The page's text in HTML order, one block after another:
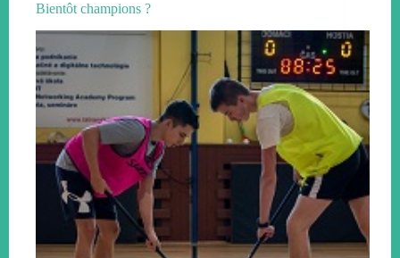
Bientôt champions ?